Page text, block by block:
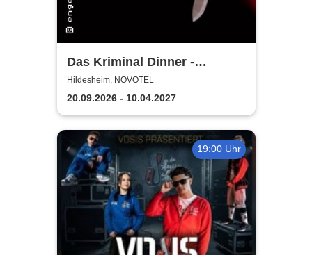
Das Kriminal Dinner -
Hauptkommissar Schröder
ermittelt
Hildesheim, NOVOTEL
20.09.2026 - 10.04.2027
19:00 Uhr